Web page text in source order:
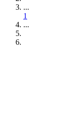
...
1
...